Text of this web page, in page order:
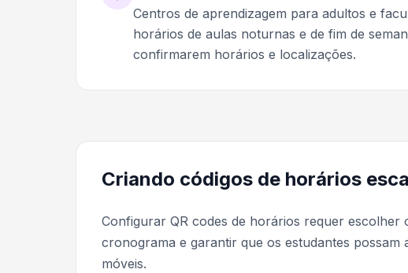
Centros de aprendizagem para adultos e
horários de aulas noturnas e de fim de
confirmarem horários e localizações.
Criando códigos de horários
Configurar QR codes de horários requer
cronograma e garantir que os estudantes
móveis.